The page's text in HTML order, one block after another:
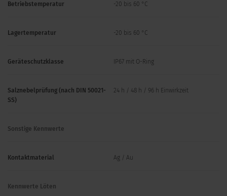
Betriebstemperatur -20 bis 60 °C
Lagertemperatur -20 bis 60 °C
Geräteschutzklasse IP67 mit O-Ring
Salznebelprüfung (nach DIN 50021-
SS)
24 h / 48 h / 96 h Einwirkzeit
Sonstige Kennwerte
Kontaktmaterial Ag / Au
Kennwerte Löten